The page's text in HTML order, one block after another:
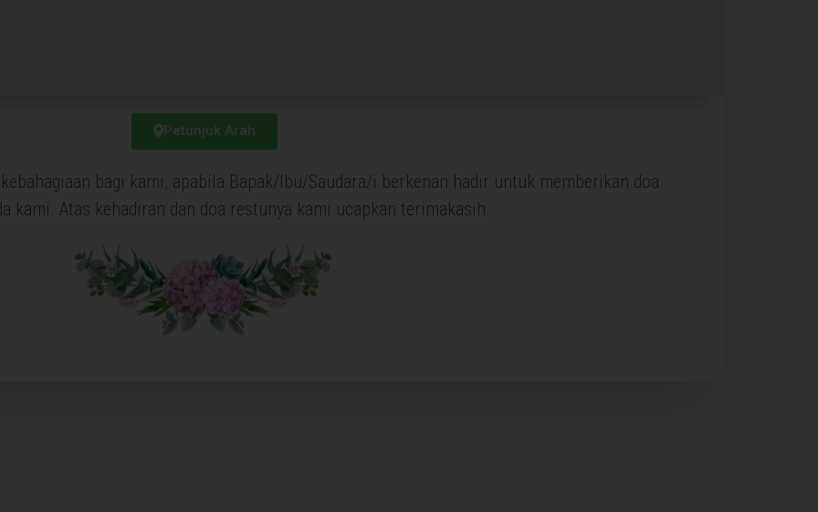
Petunjuk Arah
bagi kami, apabila Bapak/Ibu/Saudara/i berkenan hadir untuk memberikan doa
kami. Atas kehadiran dan doa restunya kami ucapkan terimakasih.